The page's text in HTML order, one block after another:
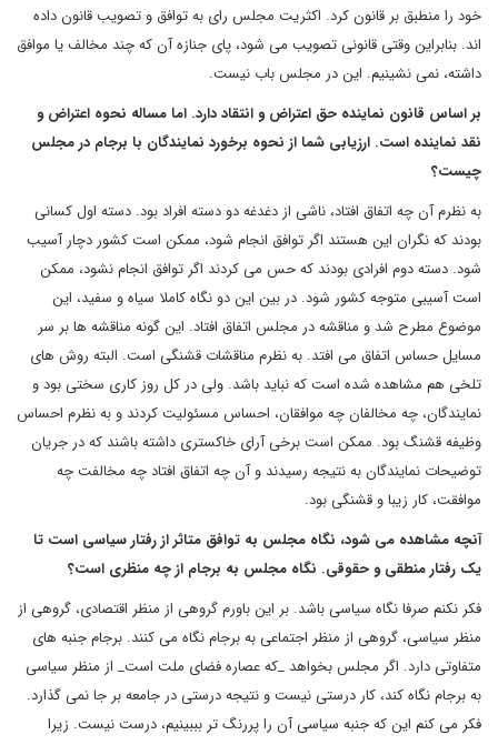
خود را منطبق بر قانون کرد. اکثریت مجلس رای به توافق و تصویب قانون داده
اند. بنابراین وقتی قانونی تصویب می شود، پای جنازه آن که چند مخالف یا موافق
داشته، نمی نشینیم. این در مجلس باب نیست.
بر اساس قانون نماینده حق اعتراض و انتقاد دارد. اما مساله نحوه اعتراض و
نقد نماینده است. ارزیابی شما از نحوه برخورد نمایندگان با برجام در مجلس
چیست؟
به نظرم آن چه اتفاق افتاد، ناشی از دغدغه دو دسته افراد بود. دسته اول کسانی
بودند که نگران این هستند اگر توافق انجام شود، ممکن است کشور دچار آسیب
شود. دسته دوم افرادی بودند که حس می کردند اگر توافق انجام نشود، ممکن
است آسیبی متوجه کشور شود. در بین این دو نگاه کاملا سیاه و سفید، این
موضوع مطرح شد و مناقشه در مجلس اتفاق افتاد. این گونه مناقشه ها بر سر
مسایل حساس اتفاق می افتد. به نظرم مناقشات قشنگی است. البته روش های
تلخی هم مشاهده شده است که نباید باشد. ولی در کل روز کاری سختی بود و
نمایندگان، چه مخالفان چه موافقان، احساس مسئولیت کردند و به نظرم احساس
وظیفه قشنگ بود. ممکن است برخی آرای خاکستری داشته باشند که در جریان
توضیحات نمایندگان به نتیجه رسیدند و آن چه اتفاق افتاد چه مخالفت چه
موافقت، کار زیبا و قشنگی بود.
آنچه مشاهده می شود، نگاه مجلس به توافق متاثر از رفتار سیاسی است تا
یک رفتار منطقی و حقوقی. نگاه مجلس به برجام از چه منظری است؟
فکر نکنم صرفا نگاه سیاسی باشد. بر این باورم گروهی از منظر اقتصادی، گروهی از
منظر سیاسی، گروهی از منظر اجتماعی به برجام نگاه می کنند. برجام جنبه های
متفاوتی دارد. اگر مجلس بخواهد _که عصاره فضای ملت است_ از منظر سیاسی
به برجام نگاه کند، کار درستی نیست و نتیجه درستی در جامعه بر جا نمی گذارد.
فکر می کنم این که جنبه سیاسی آن را پررنگ تر بببینیم، درست نیست. زیرا